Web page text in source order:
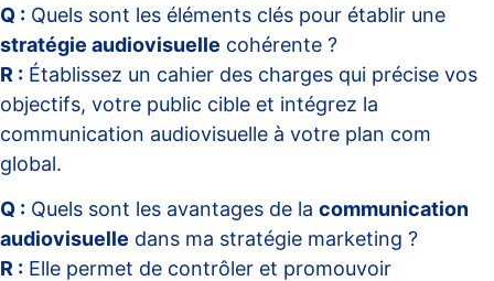
Q : Quels sont les éléments clés pour établir une
stratégie audiovisuelle cohérente ?
R : Établissez un cahier des charges qui précise vos
objectifs, votre public cible et intégrez la
communication audiovisuelle à votre plan com
global.
Q : Quels sont les avantages de la communication
audiovisuelle dans ma stratégie marketing ?
R : Elle permet de contrôler et promouvoir